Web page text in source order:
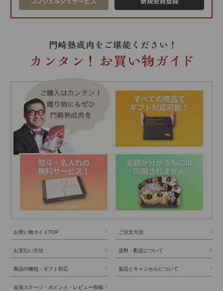
お買い物ガイドTOP ご注文方法
お支払い方法 送料・配送について
商品の梱包・ギフト対応 返品とキャンセルについて
会員ステージ・ポイント・レビュー投稿